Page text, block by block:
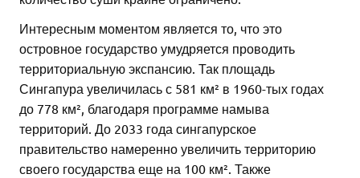
Интересным моментом является то, что это
островное государство умудряется проводить
территориальную экспансию. Так площадь
Сингапура увеличилась с 581 км² в 1960-тых годах
до 778 км², благодаря программе намыва
территорий. До 2033 года сингапурское
правительство намеренно увеличить территорию
своего государства еще на 100 км². Также